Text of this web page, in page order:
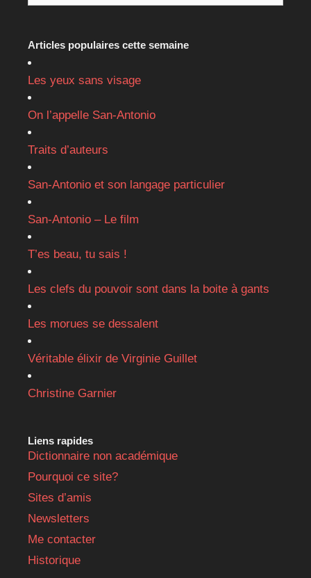
Articles populaires cette semaine
Les yeux sans visage
On l’appelle San-Antonio
Traits d’auteurs
San-Antonio et son langage particulier
San-Antonio – Le film
T’es beau, tu sais !
Les clefs du pouvoir sont dans la boite à gants
Les morues se dessalent
Véritable élixir de Virginie Guillet
Christine Garnier
Liens rapides
Dictionnaire non académique
Pourquoi ce site?
Sites d’amis
Newsletters
Me contacter
Historique